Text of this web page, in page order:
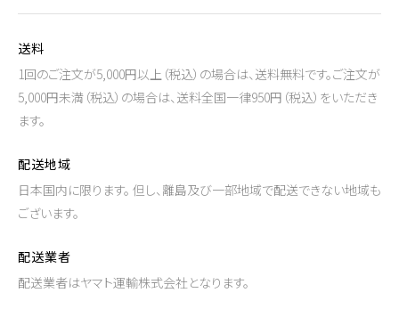
送料
1回のご注文が5,000円以上（税込）の場合は、送料無料です。ご注文が
5,000円未満（税込）の場合は、送料全国一律950円（税込）をいただき
ます。
配送地域
日本国内に限ります。 但し、離島及び一部地域で配送できない地域も
ございます。
配送業者
配送業者はヤマト運輸株式会社となります。